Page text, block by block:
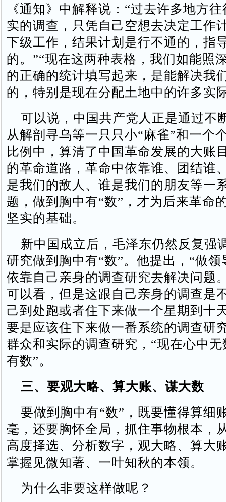
《通知》中解释说：“过去许多地方
实的调查，只凭自己空想去决定工作
下级工作，结果计划是行不通的，指
的。”“现在这两种表格，我们如能照
的正确的统计填写起来，是能解决我
的，特别是现在分配土地中的许多实
可以说，中国共产党人正是通过不
从解剖寻乌等一只只小“麻雀”和一个
比例中，算清了中国革命发展的大账
的革命道路，革命中依靠谁、团结谁
是我们的敌人、谁是我们的朋友等一
题，做到胸中有“数”，才为后来革命
坚实的基础。
新中国成立后，毛泽东仍然反复强
研究做到胸中有“数”。他提出，“做
依靠自己亲身的调查研究去解决问题
可以看，但是这跟自己亲身的调查是
己到处跑或者住下来做一个星期到十
要是应该住下来做一番系统的调查研
群众和实际的调查研究，“现在心中
有数”。
三、要观大略、算大账、谋大数
要做到胸中有“数”，既要懂得算细
毫，还要胸怀全局，抓住事物根本，
高度择选、分析数字，观大略、算大
掌握见微知著、一叶知秋的本领。
为什么非要这样做呢？